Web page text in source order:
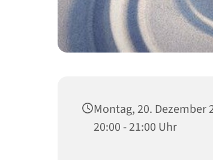
Montag, 20. Dezember
20:00 - 21:00 Uhr